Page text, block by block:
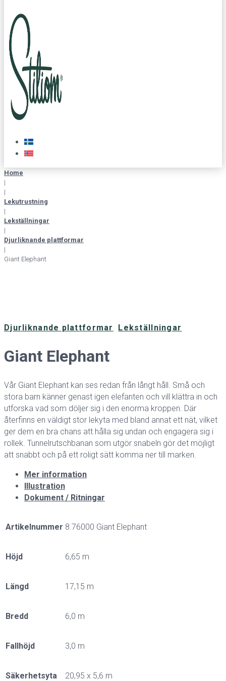
Home
|
|
Lekutrustning
|
Lekställningar
|
Djurliknande plattformar
|
Giant Elephant
Djurliknande plattformar , Lekställningar
Giant Elephant
Vår Giant Elephant kan ses redan från långt håll. Små och
stora barn känner genast igen elefanten och vill klättra in och
utforska vad som döljer sig i den enorma kroppen. Där
återfinns en väldigt stor lekyta med bland annat ett nät, vilket
ger dem en bra chans att hålla sig undan och engagera sig i
rollek. Tunnelrutschbanan som utgör snabeln gör det möjligt
att snabbt och på ett roligt sätt komma ner till marken.
Mer information
Illustration
Dokument / Ritningar
Artikelnummer 8.76000 Giant Elephant
Höjd 6,65 m
Längd 17,15 m
Bredd 6,0 m
Fallhöjd 3,0 m
Säkerhetsyta 20,95 x 5,6 m